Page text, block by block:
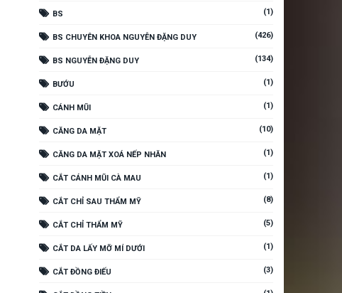
BS (1)
BS CHUYÊN KHOA NGUYỄN ĐẶNG DUY (426)
BS NGUYỄN ĐẶNG DUY (134)
BƯỚU (1)
CÁNH MŨI (1)
CĂNG DA MẶT (10)
CĂNG DA MẶT XOÁ NẾP NHĂN (1)
CẮT CÁNH MŨI CÀ MAU (1)
CẮT CHỈ SAU THẨM MỸ (8)
CẮT CHỈ THẨM MỸ (5)
CẮT DA LẤY MỠ MÍ DƯỚI (1)
CẮT ĐỒNG ĐIẾU (3)